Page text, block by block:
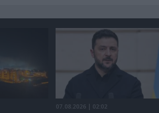
07.08.2026 | 02:02